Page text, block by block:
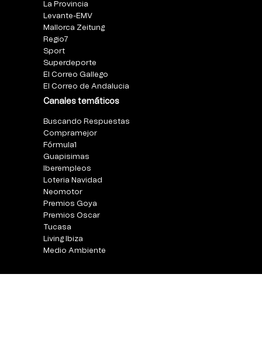
La Provincia
Levante-EMV
Mallorca Zeitung
Regio7
Sport
Superdeporte
El Correo Gallego
El Correo de Andalucia
Canales temáticos
Buscando Respuestas
Compramejor
Fórmula1
Guapisimas
Iberempleos
Loteria Navidad
Neomotor
Premios Goya
Premios Oscar
Tucasa
Living Ibiza
Medio Ambiente